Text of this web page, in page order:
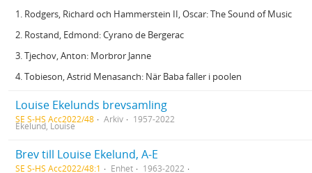
1. Rodgers, Richard och Hammerstein II, Oscar: The Sound of Music
2. Rostand, Edmond: Cyrano de Bergerac
3. Tjechov, Anton: Morbror Janne
4. Tobieson, Astrid Menasanch: När Baba faller i poolen
Louise Ekelunds brevsamling
SE S-HS Acc2022/48 Arkiv 1957-2022
Ekelund, Louise
Brev till Louise Ekelund, A-E
SE S-HS Acc2022/48:1 Enhet
1963-2022